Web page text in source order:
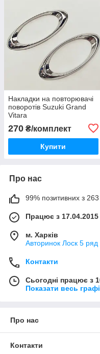
Накладки на повторювачі
поворотів Suzuki Grand
Vitara
270 ₴/комплект
Купити
Про нас
99% позитивних з 263
Працює з 17.04.2015
м. Харків
Авторинок Лоск 5 ряд
Контакти
Сьогодні працює з
Показати весь
Про нас
Контакти